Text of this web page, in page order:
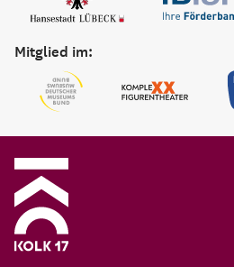
Mitglied im: